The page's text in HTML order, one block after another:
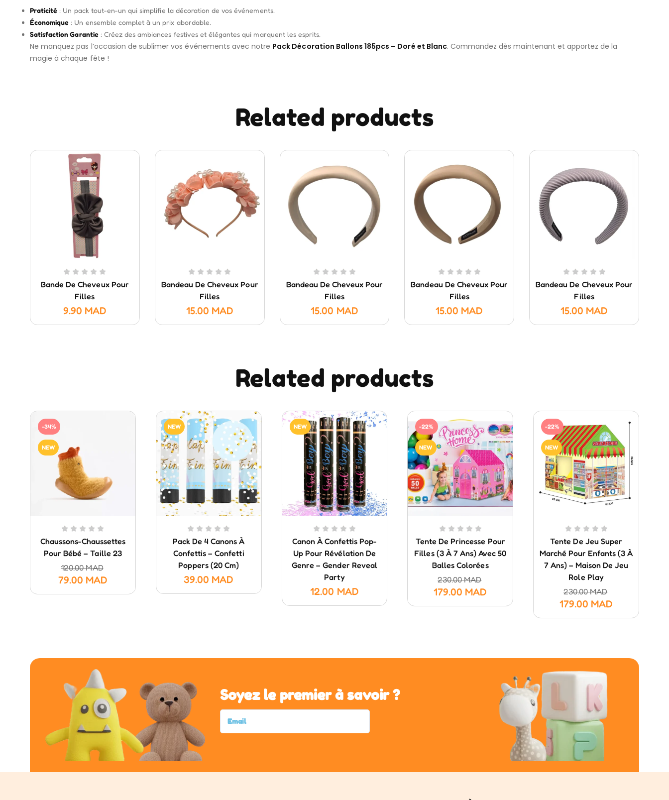
Praticité : Un pack tout-en-un qui simplifie la décoration de vos événements.
Économique : Un ensemble complet à un prix abordable.
Satisfaction Garantie: Créez des ambiances festives et élégantes qui marquent les esprits.
Ne manquez pas l’occasion de sublimer vos événements avec notre Pack Décoration Ballons 185pcs – Doré et Blanc. Commandez dès maintenant et apportez de la
magie à chaque fête !
Related products
Bande De Cheveux Pour
Filles
9.90 MAD
Bandeau De Cheveux Pour
Filles
15.00 MAD
Bandeau De Cheveux Pour
Filles
15.00 MAD
Bandeau De Cheveux Pour
Filles
15.00 MAD
Bandeau De Cheveux Pour
Filles
15.00 MAD
Related products
-34%
NEW
Chaussons-Chaussettes
Pour Bébé – Taille 23
120.00MAD
79.00 MAD
NEW
Pack De 4 Canons À
Confettis – Confetti
Poppers (20 Cm)
39.00 MAD
NEW
Canon À Confettis Pop-
Up Pour Révélation De
Genre – Gender Reveal
Party
12.00 MAD
-22%
NEW
Tente De Princesse Pour
Filles (3 À 7 Ans) Avec 50
Balles Colorées
230.00MAD
179.00 MAD
-22%
NEW
Tente De Jeu Super
Marché Pour Enfants (3 À
7 Ans) – Maison De Jeu
Role Play
230.00MAD
179.00 MAD
Soyez le premier à savoir ?